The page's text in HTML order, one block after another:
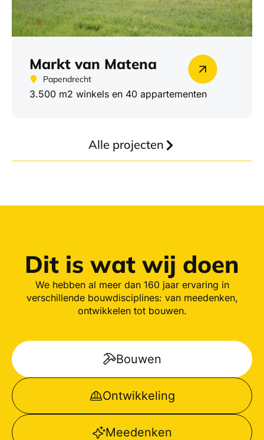
Markt van Matena
Papendrecht
3.500 m2 winkels en 40 appartementen
Alle projecten
Dit is wat wij doen
We hebben al meer dan 160 jaar ervaring in
verschillende bouwdisciplines: van meedenken,
ontwikkelen tot bouwen.
Bouwen
Ontwikkeling
Meedenken